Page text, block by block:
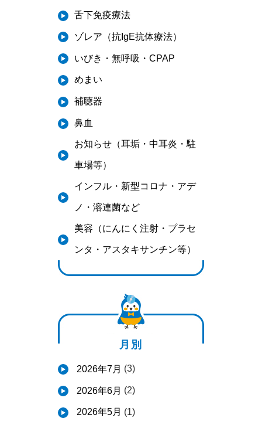
舌下免疫療法
ゾレア（抗IgE抗体療法）
いびき・無呼吸・CPAP
めまい
補聴器
鼻血
お知らせ（耳垢・中耳炎・駐
車場等）
インフル・新型コロナ・アデ
ノ・溶連菌など
美容（にんにく注射・プラセ
ンタ・アスタキサンチン等）
月別
2026年7月 (3)
2026年6月 (2)
2026年5月 (1)